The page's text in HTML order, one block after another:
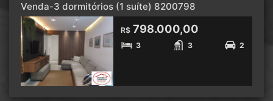
Venda-3 dormitórios (1 suíte) 8200798
R$ 798.000,00
3 3 2